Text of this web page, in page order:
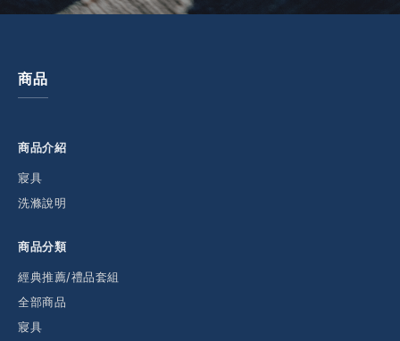
商品
商品介紹
寢具
洗滌說明
商品分類
經典推薦/禮品套組
全部商品
寢具